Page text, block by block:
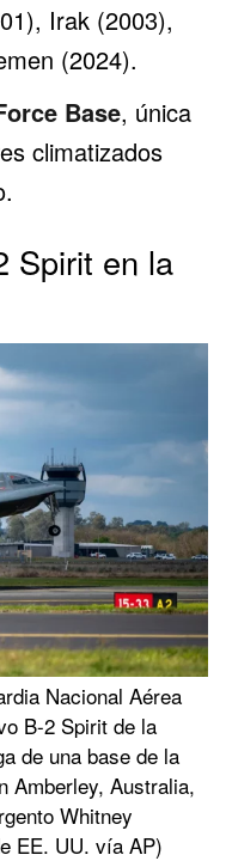
Irak (2003),
(2024).
Base, única
climatizados
Spirit en la
Nacional Aérea
B-2 Spirit de la
de una base de la
Amberley, Australia,
Whitney
EE. UU. vía AP)